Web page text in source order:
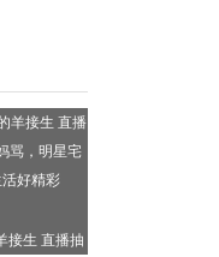
接生 直播抽